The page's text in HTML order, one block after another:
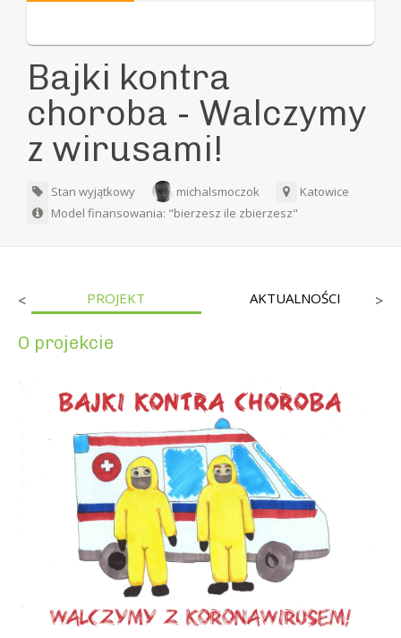
Bajki kontra
choroba - Walczymy
z wirusami!
Stan wyjątkowy michalsmoczok
Katowice
Model finansowania: "bierzesz ile zbierzesz"
< PROJEKT AKTUALNOŚCI >
O projekcie